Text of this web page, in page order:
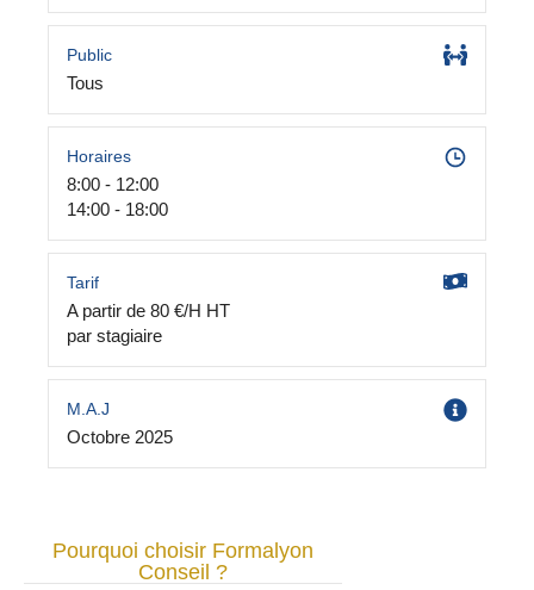
Public
Tous
Horaires
8:00 - 12:00
14:00 - 18:00
Tarif
A partir de 80 €/H HT
par stagiaire
M.A.J
Octobre 2025
Pourquoi choisir Formalyon
Conseil ?